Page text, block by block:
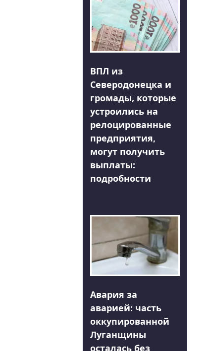
ВПЛ из
Северодонецка и
громады, которые
устроились на
релоцированные
предприятия,
могут получить
выплаты:
подробности
Авария за
аварией: часть
оккупированной
Луганщины
осталась без